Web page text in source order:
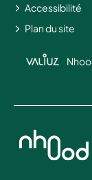
Accessibilité
Plan du site